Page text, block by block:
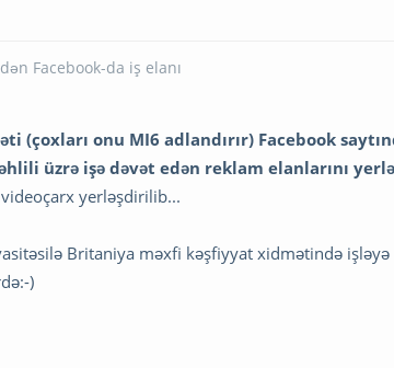
(çoxları onu MI6 adlandırır) Facebook
üzrə işə dəvət edən reklam elanlarını
yerləşdirilib...
Britaniya məxfi kəşfiyyat xidmətində
)